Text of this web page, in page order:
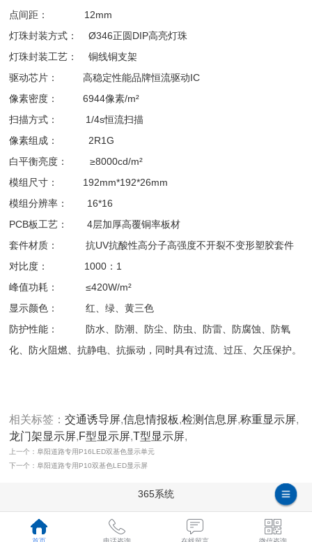
点间距： 12mm
灯珠封装方式： Ø346正圆DIP高亮灯珠
灯珠封装工艺： 铜线铜支架
驱动芯片： 高稳定性能品牌恒流驱动IC
像素密度： 6944像素/m²
扫描方式： 1/4s恒流扫描
像素组成： 2R1G
白平衡亮度： ≥8000cd/m²
模组尺寸： 192mm*192*26mm
模组分辨率： 16*16
PCB板工艺： 4层加厚高覆铜率板材
套件材质： 抗UV抗酸性高分子高强度不开裂不变形塑胶套件
对比度： 1000：1
峰值功耗： ≤420W/m²
显示颜色： 红、绿、黄三色
防护性能： 防水、防潮、防尘、防虫、防雷、防腐蚀、防氧
化、防火阻燃、抗静电、抗振动，同时具有过流、过压、欠压保护。
相关标签：交通诱导屏,信息情报板,检测信息屏,称重显示屏,
龙门架显示屏,F型显示屏,T型显示屏,
上一个：阜阳道路专用P16LED双基色显示单元
下一个：阜阳道路专用P10双基色LED显示屏
365系统